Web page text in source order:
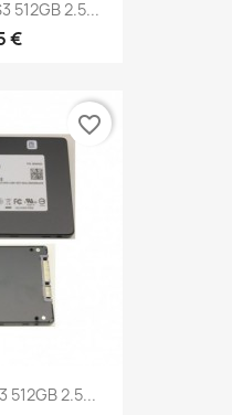
512GB 2.5...
€
512GB 2.5...
favorite_border